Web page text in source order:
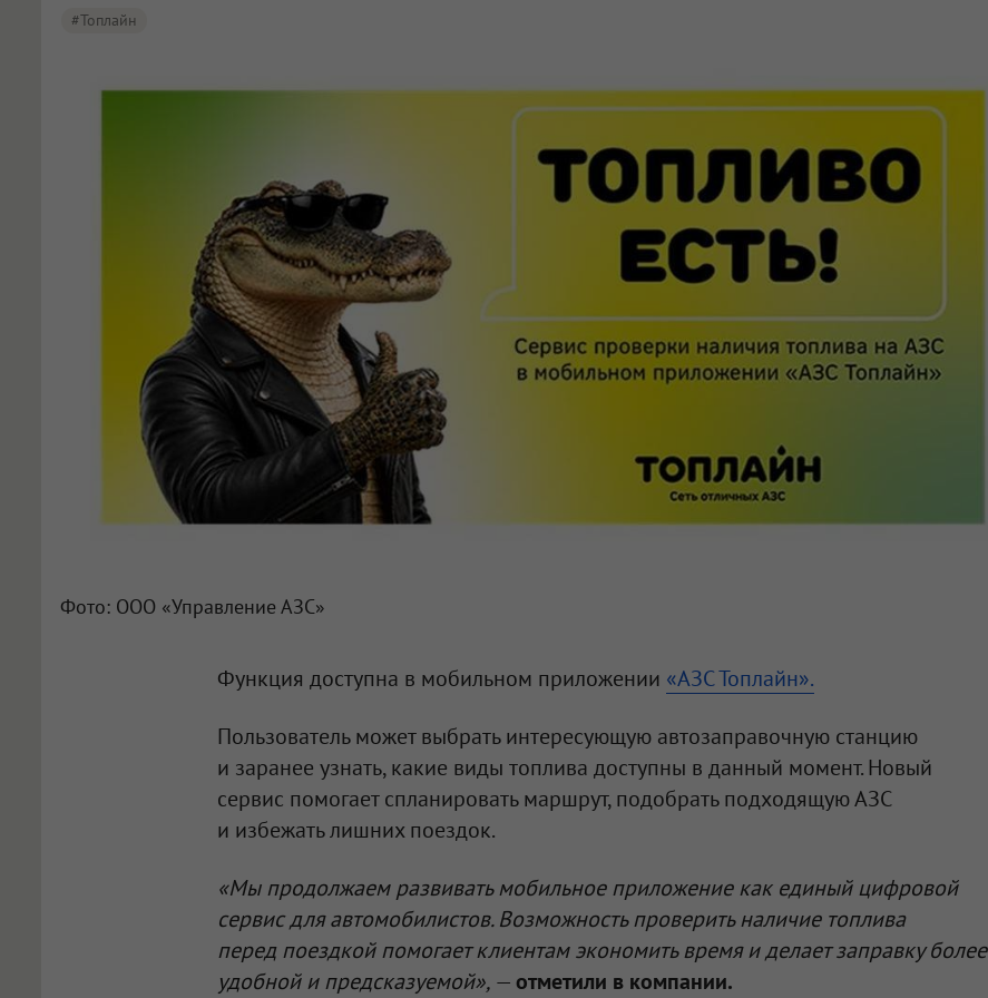
#Топлайн
Фото: ООО «Управление АЗС»
Функция доступна в мобильном приложении «АЗС Топлайн».
Пользователь может выбрать интересующую автозаправочную станцию
и заранее узнать, какие виды топлива доступны в данный момент. Новый
сервис помогает спланировать маршрут, подобрать подходящую АЗС
и избежать лишних поездок.
«Мы продолжаем развивать мобильное приложение как единый цифровой
сервис для автомобилистов. Возможность проверить наличие топлива
перед поездкой помогает клиентам экономить время и делает заправку более
удобной и предсказуемой», —отметили в компании.